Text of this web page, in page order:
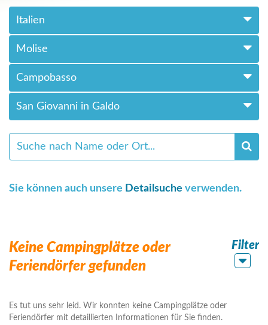
Italien
Molise
Campobasso
San Giovanni in Galdo
Sie können auch unsere Detailsuche verwenden.
Keine Campingplätze oder
Feriendörfer gefunden
Filter
Es tut uns sehr leid. Wir konnten keine Campingplätze oder
Feriendörfer mit detaillierten Informationen für Sie finden.